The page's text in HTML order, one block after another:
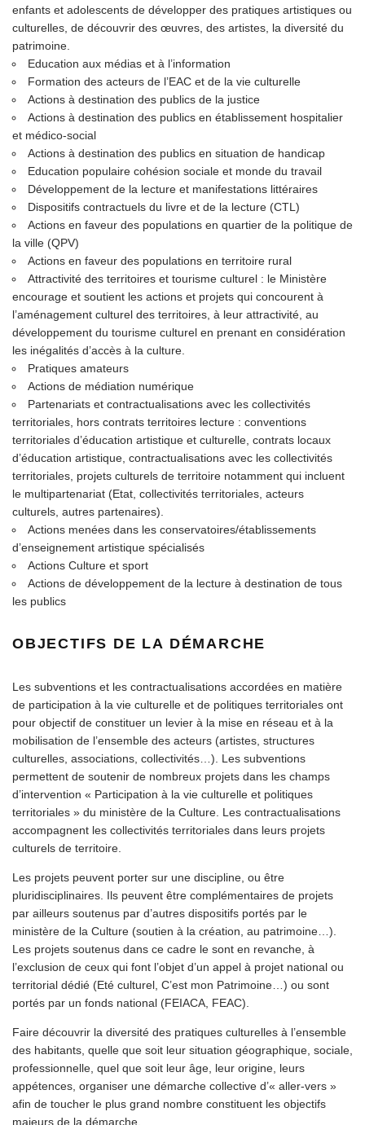
enfants et adolescents de développer des pratiques artistiques ou
culturelles, de découvrir des œuvres, des artistes, la diversité du
patrimoine.
Education aux médias et à l’information
Formation des acteurs de l’EAC et de la vie culturelle
Actions à destination des publics de la justice
Actions à destination des publics en établissement hospitalier
et médico-social
Actions à destination des publics en situation de handicap
Education populaire cohésion sociale et monde du travail
Développement de la lecture et manifestations littéraires
Dispositifs contractuels du livre et de la lecture (CTL)
Actions en faveur des populations en quartier de la politique de
la ville (QPV)
Actions en faveur des populations en territoire rural
Attractivité des territoires et tourisme culturel : le Ministère
encourage et soutient les actions et projets qui concourent à
l’aménagement culturel des territoires, à leur attractivité, au
développement du tourisme culturel en prenant en considération
les inégalités d’accès à la culture.
Pratiques amateurs
Actions de médiation numérique
Partenariats et contractualisations avec les collectivités
territoriales, hors contrats territoires lecture : conventions
territoriales d’éducation artistique et culturelle, contrats locaux
d’éducation artistique, contractualisations avec les collectivités
territoriales, projets culturels de territoire notamment qui incluent
le multipartenariat (Etat, collectivités territoriales, acteurs
culturels, autres partenaires).
Actions menées dans les conservatoires/établissements
d’enseignement artistique spécialisés
Actions Culture et sport
Actions de développement de la lecture à destination de tous
les publics
OBJECTIFS DE LA DÉMARCHE
Les subventions et les contractualisations accordées en matière
de participation à la vie culturelle et de politiques territoriales ont
pour objectif de constituer un levier à la mise en réseau et à la
mobilisation de l’ensemble des acteurs (artistes, structures
culturelles, associations, collectivités…). Les subventions
permettent de soutenir de nombreux projets dans les champs
d’intervention « Participation à la vie culturelle et politiques
territoriales » du ministère de la Culture. Les contractualisations
accompagnent les collectivités territoriales dans leurs projets
culturels de territoire.
Les projets peuvent porter sur une discipline, ou être
pluridisciplinaires. Ils peuvent être complémentaires de projets
par ailleurs soutenus par d’autres dispositifs portés par le
ministère de la Culture (soutien à la création, au patrimoine…).
Les projets soutenus dans ce cadre le sont en revanche, à
l’exclusion de ceux qui font l’objet d’un appel à projet national ou
territorial dédié (Eté culturel, C’est mon Patrimoine…) ou sont
portés par un fonds national (FEIACA, FEAC).
Faire découvrir la diversité des pratiques culturelles à l’ensemble
des habitants, quelle que soit leur situation géographique, sociale,
professionnelle, quel que soit leur âge, leur origine, leurs
appétences, organiser une démarche collective d’« aller-vers »
afin de toucher le plus grand nombre constituent les objectifs
majeurs de la démarche.